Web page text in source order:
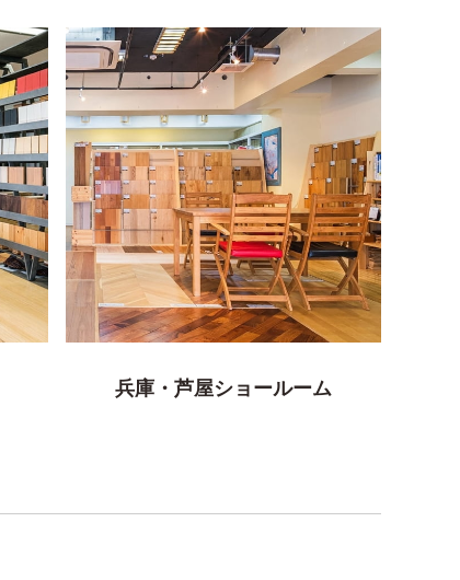
兵庫・芦屋ショールーム